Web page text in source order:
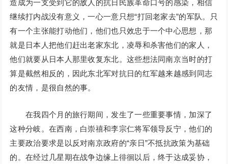
造成为一支受到它的敌人的抗日民族革命口号的感染，相信
继续打内战没有意义，一心一意只想“打回老家去”的军队。只
有一个主张能打动他们，他们也只效忠于一个中心思想，那
就是日本人把他们赶出老家东北，凌辱和杀害他们的家人，
他们就要从日本人那里收复东北。这些想法同南京当时的打
算是截然相反的，因此东北军对抗日的红军越来越感到同志
的友情，是很自然的事。
在我四个月的旅行期间，发生了一些重要事情，加深了
这种分岐。在西南，白崇禧和李宗仁将军领导反宁，他们的
主要政治要求是以反对南京政府的“亲日”不抵抗政策为基础
的。在经过几星期在战争边缘上徘徊以后，终于达成妥协，